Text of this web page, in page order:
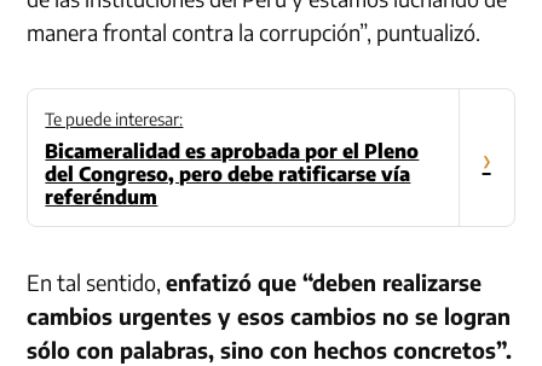
manera frontal contra la corrupción”, puntualizó.
Te puede interesar:
Bicameralidad es aprobada por el Pleno
del Congreso, pero debe ratificarse vía
referéndum
›
En tal sentido,enfatizó que “deben realizarse
cambios urgentes y esos cambios no se logran
sólo con palabras, sino con hechos concretos”.